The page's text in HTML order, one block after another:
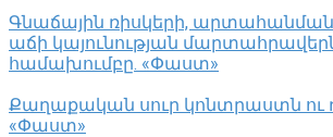
Գնաճային ռիսկերի,
աճի կայունության
համախումբը. «Փաստ»
Քաղաքական սուր կոնտրաստն ու
«Փաստ»